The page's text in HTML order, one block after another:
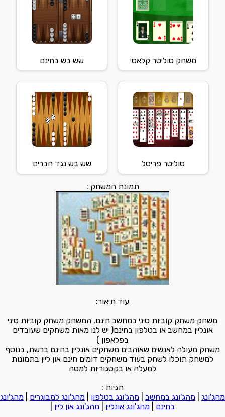
משחק סוליטר קלאסי שש בש בחינם
סוליטר פריסל שש בש נגד חברים
תמונת המשחק :
עוד תיאור:
משחק משחק קוביות סיני במחשב חינם, המשחק משחק קוביות סיני
אונליין במחשב או בטלפון בחינם( יש לנו מאות משחקים שעובדים
בפלאפון )
משחק מעולה לאנשים שאוהבים משחקים אונליין בחינם ברשת, בנוסף
למשחק תוכלו לשחק בעוד משחקים דומים חינם און ליין בתמונות
למעלה או בקטגוריות למטה
תגיות :
מהג'ונג
מהג'ונג במחשב מהג'ונג בטלפון מהג'ונג למבוגרים
מהג'ונג
בחינם
מהג'ונג אונליין מהג'ונג און ליין